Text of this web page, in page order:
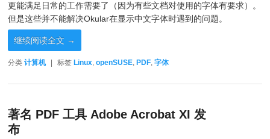
更能满足日常的工作需要了（因为有些文档对使用的字体有要求）。
但是这些并不能解决Okular在显示中文字体时遇到的问题。
继续阅读全文 →
分类 计算机 标签 Linux,openSUSE, PDF,字体
著名 PDF 工具 Adobe Acrobat XI 发
布